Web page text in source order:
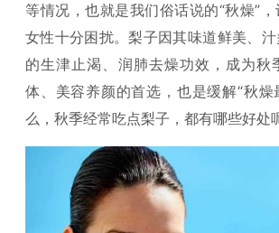
等情况，也就是我们俗话说的“秋燥”
女性十分困扰。梨子因其味道鲜美、
的生津止渴、润肺去燥功效，成为秋
体、美容养颜的首选，也是缓解“秋燥
么，秋季经常吃点梨子，都有哪些好处